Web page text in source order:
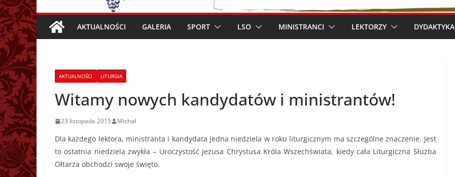
AKTUALNOŚCI GALERIA SPORT LSO MINISTRANCI LEKTORZY DYDAKTYKA
AKTUALNOŚCI LITURGIA
Witamy nowych kandydatów i ministrantów!
23 listopada 2015 Michał
Dla każdego lektora, ministranta i kandydata jedna niedziela w roku liturgicznym ma szczególne znaczenie. Jest
to ostatnia niedziela zwykła – Uroczystość Jezusa Chrystusa Króla Wszechświata, kiedy cała Liturgiczna Służba
Ołtarza obchodzi swoje święto.